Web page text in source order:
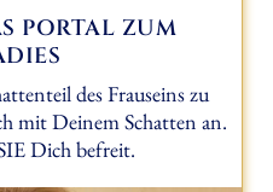
PORTAL ZUM
des Frauseins zu
mit Deinem Schatten an.
Dich befreit.